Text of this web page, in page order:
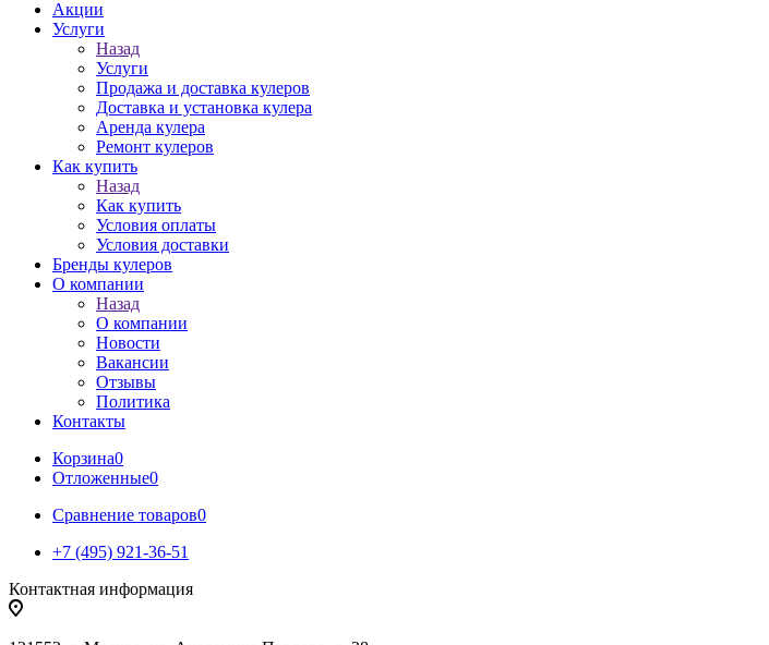
Акции
Услуги
Назад
Услуги
Продажа и доставка кулеров
Доставка и установка кулера
Аренда кулера
Ремонт кулеров
Как купить
Назад
Как купить
Условия оплаты
Условия доставки
Бренды кулеров
О компании
Назад
О компании
Новости
Вакансии
Отзывы
Политика
Контакты
Корзина0
Отложенные0
Сравнение товаров0
+7 (495) 921-36-51
Контактная информация